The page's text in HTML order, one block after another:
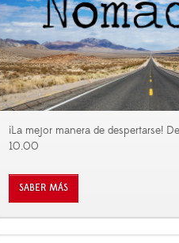
¡La mejor manera de despertarse!
10.00
SABER MÁS